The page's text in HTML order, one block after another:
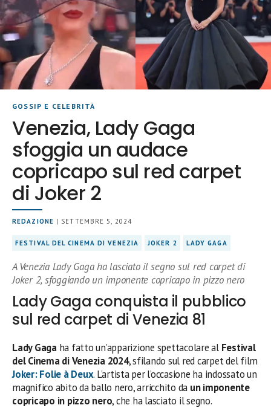
GOSSIP E CELEBRITÀ
Venezia, Lady Gaga
sfoggia un audace
copricapo sul red carpet
di Joker 2
REDAZIONE | SETTEMBRE 5, 2024
FESTIVAL DEL CINEMA DI VENEZIA JOKER 2 LADY GAGA
A Venezia Lady Gaga ha lasciato il segno sul red carpet di
Joker 2, sfoggiando un imponente copricapo in pizzo nero
Lady Gaga conquista il pubblico
sul red carpet di Venezia 81
Lady Gagaha fatto un’apparizione spettacolare al Festival
del Cinema di Venezia 2024, sfilando sul red carpet del film
Joker: Folie à Deux. L’artista per l’occasione ha indossato un
magnifico abito da ballo nero, arricchito da un imponente
copricapo in pizzo nero, che ha lasciato il segno.